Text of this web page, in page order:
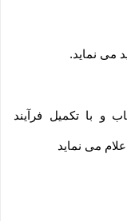
می نماید.
و با تکمیل فرآیند
می نماید